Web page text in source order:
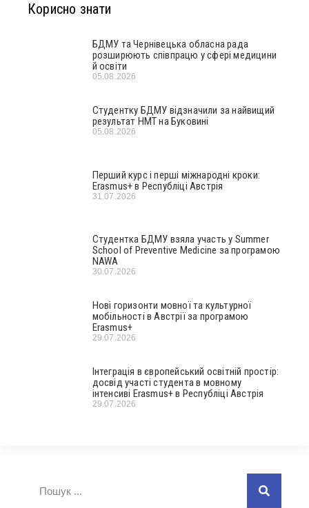
Корисно знати
БДМУ та Чернівецька обласна рада
розширюють співпрацю у сфері медицини
й освіти
05.08.2026
Студентку БДМУ відзначили за найвищий
результат НМТ на Буковині
05.08.2026
Перший курс і перші міжнародні кроки:
Erasmus+ в Республіці Австрія
31.07.2026
Студентка БДМУ взяла участь у Summer
School of Preventive Medicine за програмою
NAWA
30.07.2026
Нові горизонти мовної та культурної
мобільності в Австрії за програмою
Erasmus+
29.07.2026
Інтеграція в європейський освітній простір:
досвід участі студента в мовному
інтенсиві Erasmus+ в Республіці Австрія
29.07.2026